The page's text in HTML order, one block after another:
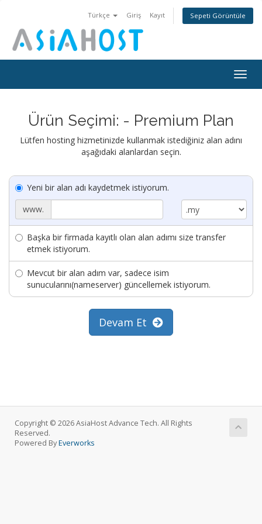
Türkçe Giriş Kayıt Sepeti Görüntüle
Ürün Seçimi: - Premium Plan
Lütfen hosting hizmetinizde kullanmak istediğiniz alan adını
aşağıdaki alanlardan seçin.
Yeni bir alan adı kaydetmek istiyorum.
www.
Başka bir firmada kayıtlı olan alan adımı size transfer
etmek istiyorum.
Mevcut bir alan adım var, sadece isim
sunucularını(nameserver) güncellemek istiyorum.
Devam Et
Copyright © 2026 AsiaHost Advance Tech. All Rights
Reserved.
Powered ByEverworks